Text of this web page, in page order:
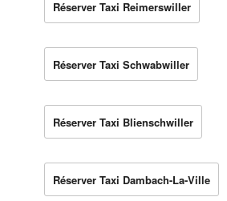
Réserver Taxi Reimerswiller
Réserver Taxi Schwabwiller
Réserver Taxi Blienschwiller
Réserver Taxi Dambach-La-Ville